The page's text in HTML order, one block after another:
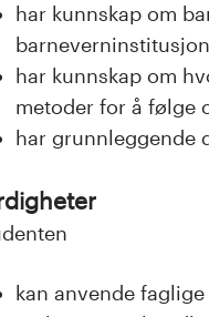
har kunnskap om
har kunnskap om
metoder for å følge
har grunnleggende
kan anvende